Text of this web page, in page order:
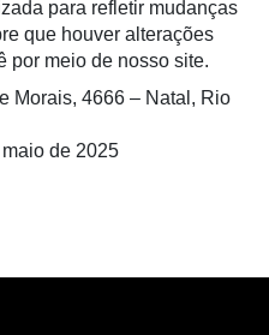
para refletir mudanças
que houver alterações
por meio de nosso site.
Morais, 4666 – Natal, Rio
de 2025